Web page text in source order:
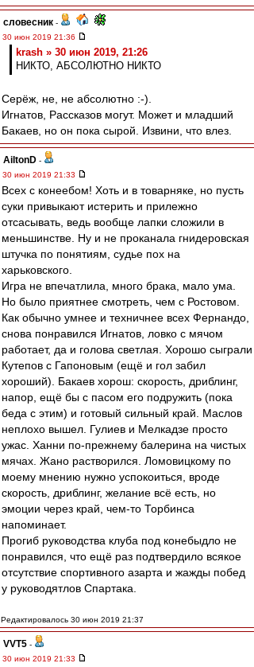
словесник -
30 июн 2019 21:36
krash » 30 июн 2019, 21:26
НИКТО, АБСОЛЮТНО НИКТО
Серёж, не, не абсолютно :-).
Игнатов, Рассказов могут. Может и младший
Бакаев, но он пока сырой. Извини, что влез.
AiltonD -
30 июн 2019 21:33
Всех с конеебом! Хоть и в товарняке, но пусть
суки привыкают истерить и прилежно
отсасывать, ведь вообще лапки сложили в
меньшинстве. Ну и не проканала гнидеровская
штучка по понятиям, судье пох на
харьковского.
Игра не впечатлила, много брака, мало ума.
Но было приятнее смотреть, чем с Ростовом.
Как обычно умнее и техничнее всех Фернандо,
снова понравился Игнатов, ловко с мячом
работает, да и голова светлая. Хорошо сыграли
Кутепов с Гапоновым (ещё и гол забил
хороший). Бакаев хорош: скорость, дриблинг,
напор, ещё бы с пасом его подружить (пока
беда с этим) и готовый сильный край. Маслов
неплохо вышел. Гулиев и Мелкадзе просто
ужас. Ханни по-прежнему балерина на чистых
мячах. Жано растворился. Ломовицкому по
моему мнению нужно успокоиться, вроде
скорость, дриблинг, желание всё есть, но
эмоции через край, чем-то Торбинса
напоминает.
Прогиб руководства клуба под конебыдло не
понравился, что ещё раз подтвердило всякое
отсутствие спортивного азарта и жажды побед
у руководятлов Спартака.
Редактировалось 30 июн 2019 21:37
VVT5 -
30 июн 2019 21:33